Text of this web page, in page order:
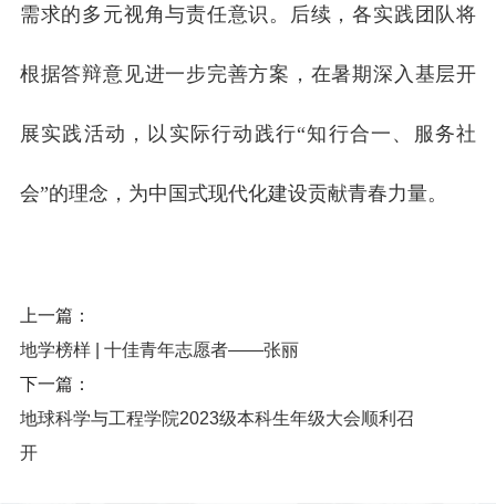
需求的多元视角与责任意识。后续，各实践团队将
根据答辩意见进一步完善方案，在暑期深入基层开
展实践活动，以实际行动践行“知行合一、服务社
会”的理念，为中国式现代化建设贡献青春力量。
上一篇：
地学榜样 | 十佳青年志愿者——张丽
下一篇：
地球科学与工程学院2023级本科生年级大会顺利召
开